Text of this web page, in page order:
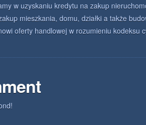
w uzyskaniu kredytu na zakup
mieszkania, domu, działki a także
oferty handlowej w rozumieniu kodeksu